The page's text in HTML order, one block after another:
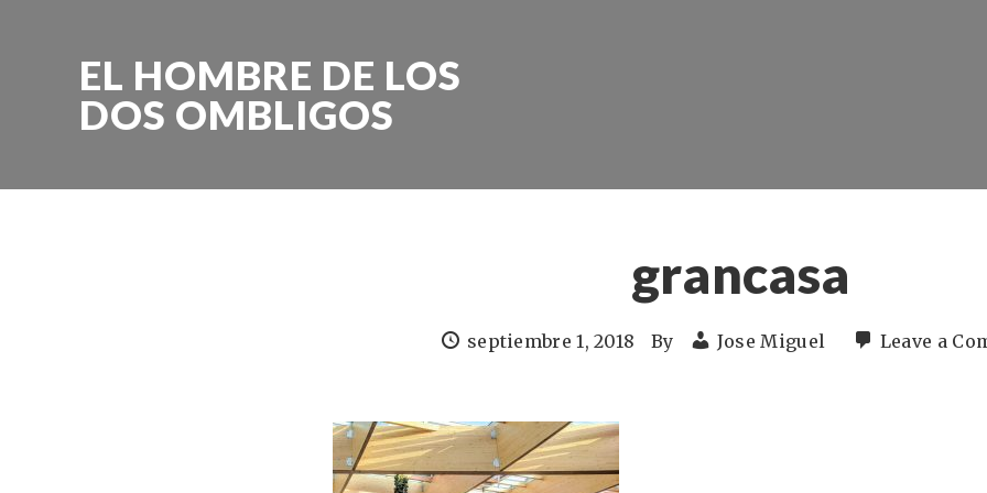
EL HOMBRE DE LOS
DOS OMBLIGOS
grancasa
septiembre 1, 2018 By Jose Miguel Leave a